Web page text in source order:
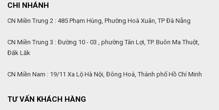
CHI NHÁNH
CN Miền Trung 2 : 485 Phạm Hùng, Phường Hoà Xuân, TP Đà Nẵng
CN Miền Trung 3 : Đường 10 - 03 , phường Tân Lợi, TP. Buôn Ma Thuột,
Đăk Lăk
CN Miền Nam : 19/11 Xa Lộ Hà Nội, Đông Hoà, Thành phố Hồ Chí Minh
TƯ VẤN KHÁCH HÀNG